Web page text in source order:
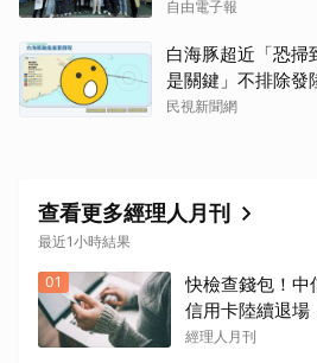
自由電子報
白海豚超近「恐掃
是關鍵」不排除發
民視新聞網
查看更多經理人月刊
最近1小時結果
01
快檢查錢包！
信用卡陸續退場
一次看
經理人月刊